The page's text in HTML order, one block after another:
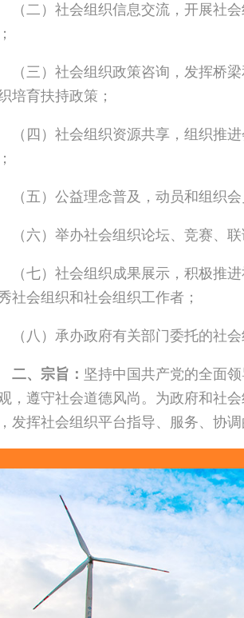
（二）社会组织信息交流，开展社
（三）社会组织政策咨询，发挥桥
培育扶持政策；
（四）社会组织资源共享，组织推
（五）公益理念普及，动员和组织
（六）举办社会组织论坛、竞赛、联
（七）社会组织成果展示，积极推
社会组织和社会组织工作者；
（八）承办政府有关部门委托的社
二、宗旨： 坚持中国共产党的全面
，遵守社会道德风尚。为政府和社
发挥社会组织平台指导、服务、协调